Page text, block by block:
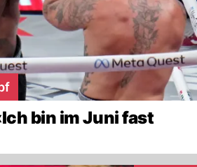
bin im Juni fast